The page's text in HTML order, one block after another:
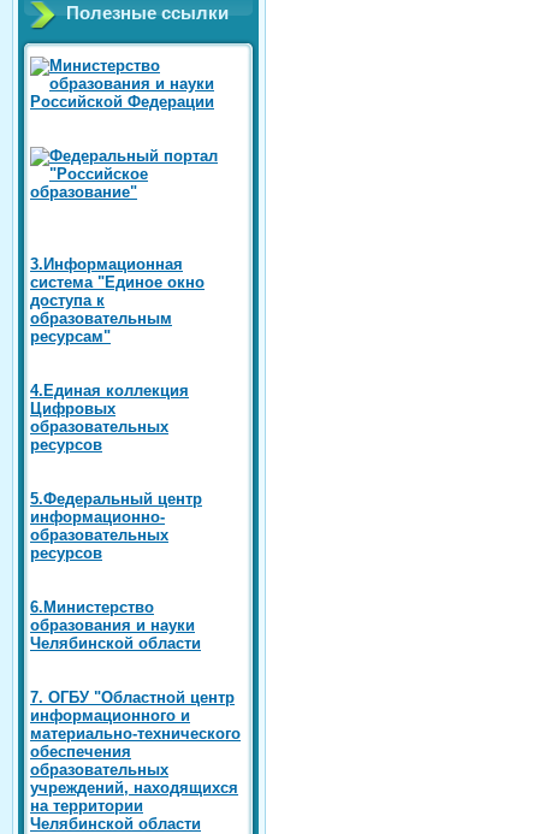
Полезные ссылки
3.Информационная
система "Единое окно
доступа к
образовательным
ресурсам"
4.Единая коллекция
Цифровых
образовательных
ресурсов
5.Федеральный центр
информационно-
образовательных
ресурсов
6.Министерство
образования и науки
Челябинской области
7. ОГБУ "Областной центр
информационного и
материально-технического
обеспечения
образовательных
учреждений, находящихся
на территории
Челябинской области